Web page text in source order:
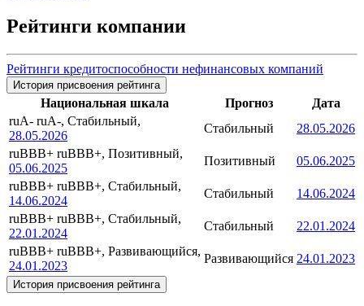
Рейтинги компании
Рейтинги кредитоспособности нефинансовых компаний
История присвоения рейтинга
Национальная шкала Прогноз
Дата
ruA- ruA-, Стабильный,
28.05.2026
Стабильный
28.05.2026
ruBBB+ ruBBB+, Позитивный,
05.06.2025
Позитивный
05.06.2025
ruBBB+ ruBBB+, Стабильный,
14.06.2024
Стабильный
14.06.2024
ruBBB+ ruBBB+, Стабильный,
22.01.2024
Стабильный
22.01.2024
ruBBB+ ruBBB+, Развивающийся,
24.01.2023
Развивающийся 24.01.2023
История присвоения рейтинга